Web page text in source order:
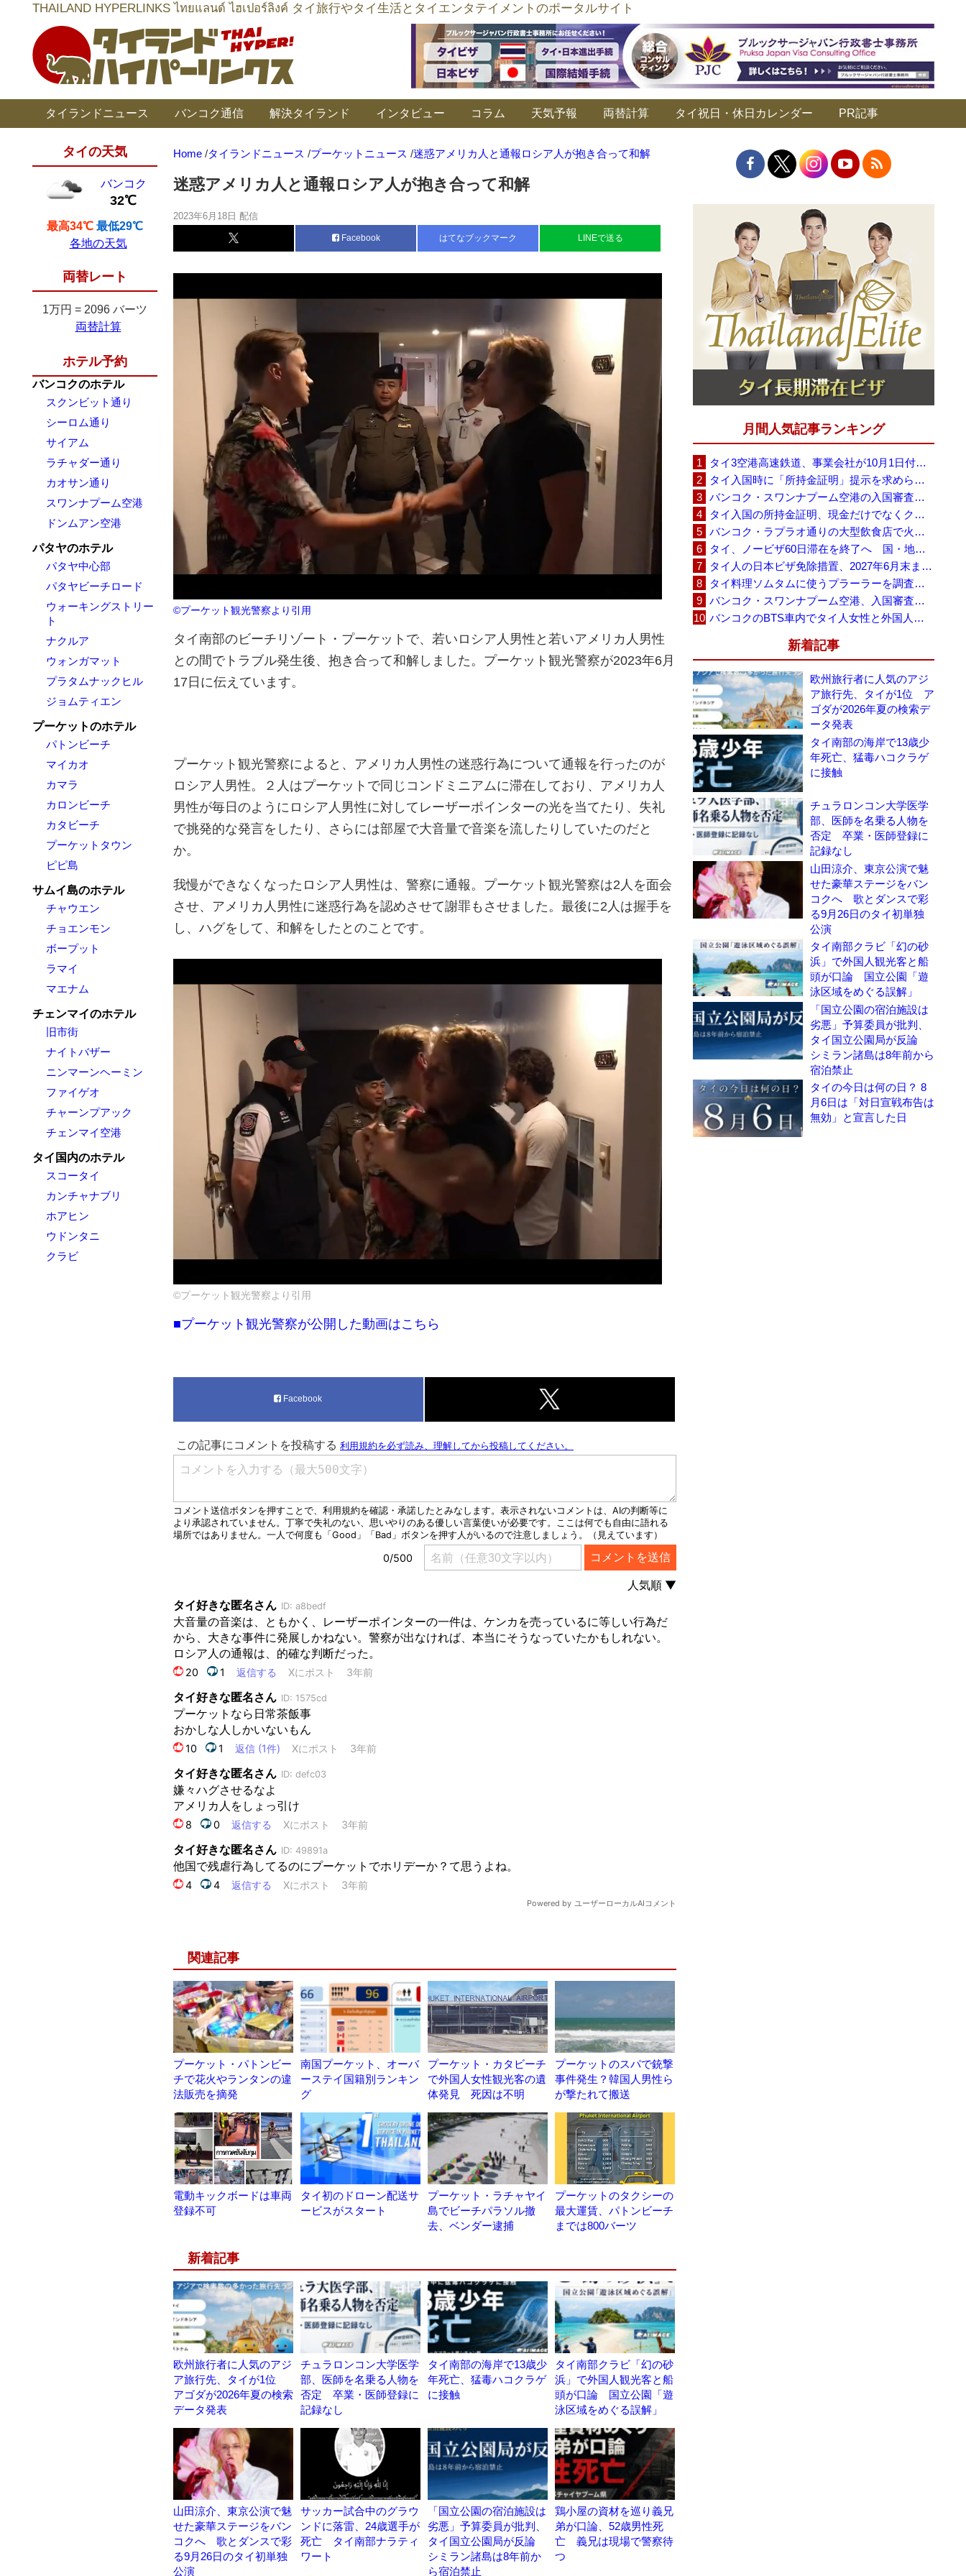
THAILAND HYPERLINKS ไทยแลนด์ ไฮเปอร์ลิงค์ タイ旅行やタイ生活とタイエンタテイメントのポータルサイト
タイランドニュース バンコク通信 解決タイランド インタビュー コラム 天気予報 両替計算 タイ祝日・休日カレンダー PR記事
タイの天気
バンコク
32℃
最高34℃ 最低29℃
各地の天気
両替レート
1万円 = 2096 バーツ
両替計算
ホテル予約
バンコクのホテル
スクンビット通り
シーロム通り
サイアム
ラチャダー通り
カオサン通り
スワンナプーム空港
ドンムアン空港
パタヤのホテル
パタヤ中心部
パタヤビーチロード
ウォーキングストリー
ト
ナクルア
ウォンガマット
プラタムナックヒル
ジョムティエン
プーケットのホテル
パトンビーチ
マイカオ
カマラ
カロンビーチ
カタビーチ
プーケットタウン
ピピ島
サムイ島のホテル
チャウエン
チョエンモン
ボープット
ラマイ
マエナム
チェンマイのホテル
旧市街
ナイトバザー
ニンマーンヘーミン
ファイゲオ
チャーンプアック
チェンマイ空港
タイ国内のホテル
スコータイ
カンチャナブリ
ホアヒン
ウドンタニ
クラビ
Home /タイランドニュース /プーケットニュース /迷惑アメリカ人と通報ロシア人が抱き合って和解
迷惑アメリカ人と通報ロシア人が抱き合って和解
2023年6月18日 配信
Facebook はてなブックマーク LINEで送る
©プーケット観光警察より引用
タイ南部のビーチリゾート・プーケットで、若いロシア人男性と若いアメリカ人男性
との間でトラブル発生後、抱き合って和解しました。プーケット観光警察が2023年6月
17日に伝えています。
プーケット観光警察によると、アメリカ人男性の迷惑行為について通報を行ったのが
ロシア人男性。２人はプーケットで同じコンドミニアムに滞在しており、アメリカ人
男性が毎日のようにロシア人男性に対してレーザーポインターの光を当てたり、失礼
で挑発的な発言をしたり、さらには部屋で大音量で音楽を流したりしていたのだと
か。
我慢ができなくなったロシア人男性は、警察に通報。プーケット観光警察は2人を面会
させ、アメリカ人男性に迷惑行為を認めさせて謝罪もさせました。最後に2人は握手を
し、ハグをして、和解をしたとのことです。
©プーケット観光警察より引用
■プーケット観光警察が公開した動画はこちら
Facebook
関連記事
プーケット・パトンビー
チで花火やランタンの違
法販売を摘発
南国プーケット、オーバ
ーステイ国籍別ランキン
グ
プーケット・カタビーチ
で外国人女性観光客の遺
体発見 死因は不明
プーケットのスパで銃撃
事件発生？韓国人男性ら
が撃たれて搬送
電動キックボードは車両
登録不可
タイ初のドローン配送サ
ービスがスタート
プーケット・ラチャヤイ
島でビーチパラソル撤
去、ベンダー逮捕
プーケットのタクシーの
最大運賃、パトンビーチ
までは800バーツ
新着記事
欧州旅行者に人気のアジ
ア旅行先、タイが1位
アゴダが2026年夏の検索
データ発表
チュラロンコン大学医学
部、医師を名乗る人物を
否定 卒業・医師登録に
記録なし
タイ南部の海岸で13歳少
年死亡、猛毒ハコクラゲ
に接触
タイ南部クラビ「幻の砂
浜」で外国人観光客と船
頭が口論 国立公園「遊
泳区域をめぐる誤解」
山田涼介、東京公演で魅
せた豪華ステージをバン
コクへ 歌とダンスで彩
る9月26日のタイ初単独
公演
サッカー試合中のグラウ
ンドに落雷、24歳選手が
死亡 タイ南部ナラティ
ワート
「国立公園の宿泊施設は
劣悪」予算委員が批判、
タイ国立公園局が反論
シミラン諸島は8年前か
ら宿泊禁止
鶏小屋の資材を巡り義兄
弟が口論、52歳男性死
亡 義兄は現場で警察待
つ
月間人気記事ランキング
タイ3空港高速鉄道、事業会社が10月1日付の契約終了を通知 「現時点での撤退決定ではない」
タイ入国時に「所持金証明」提示を求められる場合も、タイ政府観光庁が外国人旅行者に再周知
バンコク・スワンナプーム空港の入国審査に長蛇の列、SNSで「3～4時間待ち」との投稿が拡散
タイ入国の所持金証明、現金だけでなくクレジットカードや銀行明細も提示可能
バンコク・ラプラオ通りの大型飲食店で火災、27人死亡・多数負傷
タイ、ノービザ60日滞在を終了へ 国・地域別に30日・15日へ再編
タイ人の日本ビザ免除措置、2027年6月末まで延長 不安広がる中でひとまず安堵
タイ料理ソムタムに使うプラーラーを調査へ、大学新入生4,233人が肝吸虫感染
バンコク・スワンナプーム空港、入国審査で2～3時間待ちの時間帯も 審査厳格化と人員不足が影響か
バンコクのBTS車内でタイ人女性と外国人学生グループが口論、騒音めぐる動画が拡散
新着記事
欧州旅行者に人気のアジ
ア旅行先、タイが1位 ア
ゴダが2026年夏の検索デ
ータ発表
タイ南部の海岸で13歳少
年死亡、猛毒ハコクラゲ
に接触
チュラロンコン大学医学
部、医師を名乗る人物を
否定 卒業・医師登録に
記録なし
山田涼介、東京公演で魅
せた豪華ステージをバン
コクへ 歌とダンスで彩
る9月26日のタイ初単独
公演
タイ南部クラビ「幻の砂
浜」で外国人観光客と船
頭が口論 国立公園「遊
泳区域をめぐる誤解」
「国立公園の宿泊施設は
劣悪」予算委員が批判、
タイ国立公園局が反論
シミラン諸島は8年前から
宿泊禁止
タイの今日は何の日？ 8
月6日は「対日宣戦布告は
無効」と宣言した日